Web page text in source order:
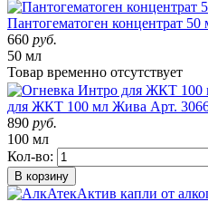
Пантогематоген концентрат
660 руб.
50 мл
Товар временно отсутствует
для ЖКТ 100 мл Жива Арт.
890 руб.
100 мл
Кол-во:
В корзину